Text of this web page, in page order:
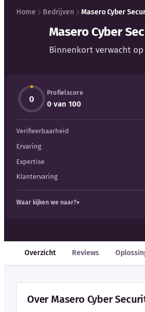
Blog
Bedrijfsupdates
Externe bronnen
Auteurs
Home Bedrijven Masero Cyber
Masero Cyber
Binnenkort verwacht op
0
Profielscore
0 van 100
Verifieerbaarheid
Ervaring
Expertise
Klantervaring
Waar kijken we naar?
Overzicht Reviews
Over Masero Cyber